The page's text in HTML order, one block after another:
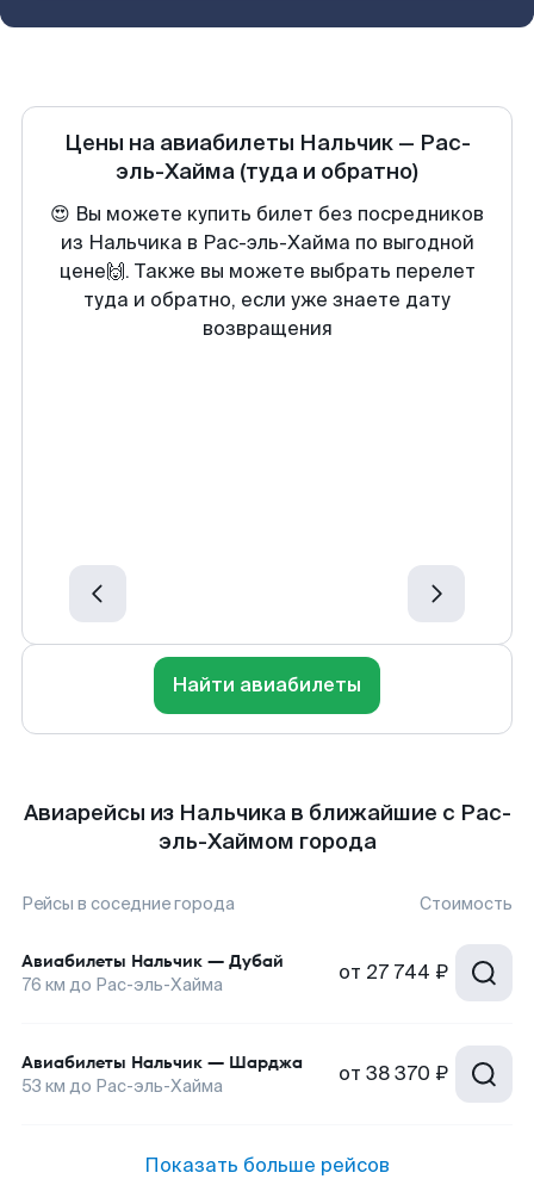
Цены на авиабилеты Нальчик— Рас-
эль-Хайма (туда и обратно)
😍 Вы можете купить билет без посредников
из Нальчика в Рас-эль-Хайма по выгодной
цене🙌. Также вы можете выбрать перелет
туда и обратно, если уже знаете дату
возвращения
Найти авиабилеты
Авиарейсы из Нальчика в ближайшие с Рас-
эль-Хаймом города
Рейсы в соседние города Стоимость
Авиабилеты Нальчик — Дубай
76 км до Рас-эль-Хайма от 27 744 ₽
Авиабилеты Нальчик — Шарджа
53 км до Рас-эль-Хайма от 38 370 ₽
Показать больше рейсов